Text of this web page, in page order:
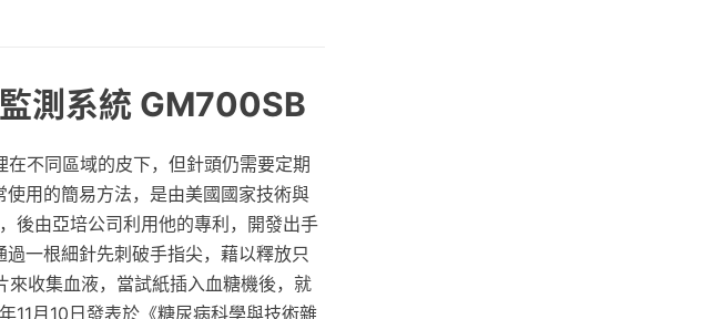
測系統 GM700SB
不同區域的皮下，但針頭仍需要定期
用的簡易方法，是由美國國家技術與
後由亞培公司利用他的專利，開發出手
一根細針先刺破手指尖，藉以釋放只
收集血液，當試紙插入血糖機後，就
11月10日發表於《糖尿病科學與技術雜